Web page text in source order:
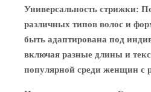
Универсальность стрижки:
различных типов волос и
быть адаптирована под
включая разные длины и
популярной среди женщин с